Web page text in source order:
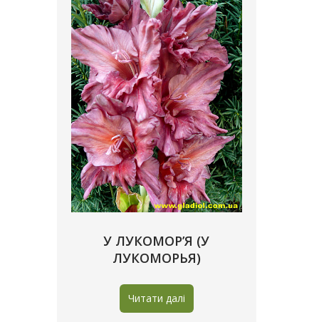
У ЛУКОМОР’Я (У
ЛУКОМОРЬЯ)
Читати далі